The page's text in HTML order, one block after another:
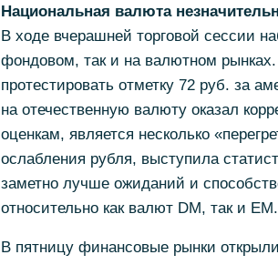
Национальная валюта
В ходе вчерашней торговой сессии
фондовом, так и на валютном
протестировать отметку 72 руб. за
на отечественную валюту оказал
оценкам, является несколько
ослабления рубля, выступила
заметно лучше ожиданий и
относительно как валют DM, так и ЕМ.
В пятницу финансовые рынки